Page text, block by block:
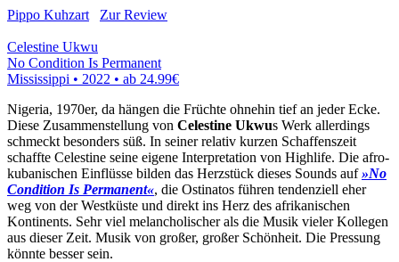
Pippo Kuhzart
Zur Review
Celestine Ukwu
No Condition Is Permanent
Mississippi • 2022 • ab 24.99€
Nigeria, 1970er, da hängen die Früchte ohnehin tief an jeder Ecke.
Diese Zusammenstellung von Celestine Ukwus Werk allerdings
schmeckt besonders süß. In seiner relativ kurzen Schaffenszeit
schaffte Celestine seine eigene Interpretation von Highlife. Die afro-
kubanischen Einflüsse bilden das Herzstück dieses Sounds auf»No
Condition Is Permanent«, die Ostinatos führen tendenziell eher
weg von der Westküste und direkt ins Herz des afrikanischen
Kontinents. Sehr viel melancholischer als die Musik vieler Kollegen
aus dieser Zeit. Musik von großer, großer Schönheit. Die Pressung
könnte besser sein.